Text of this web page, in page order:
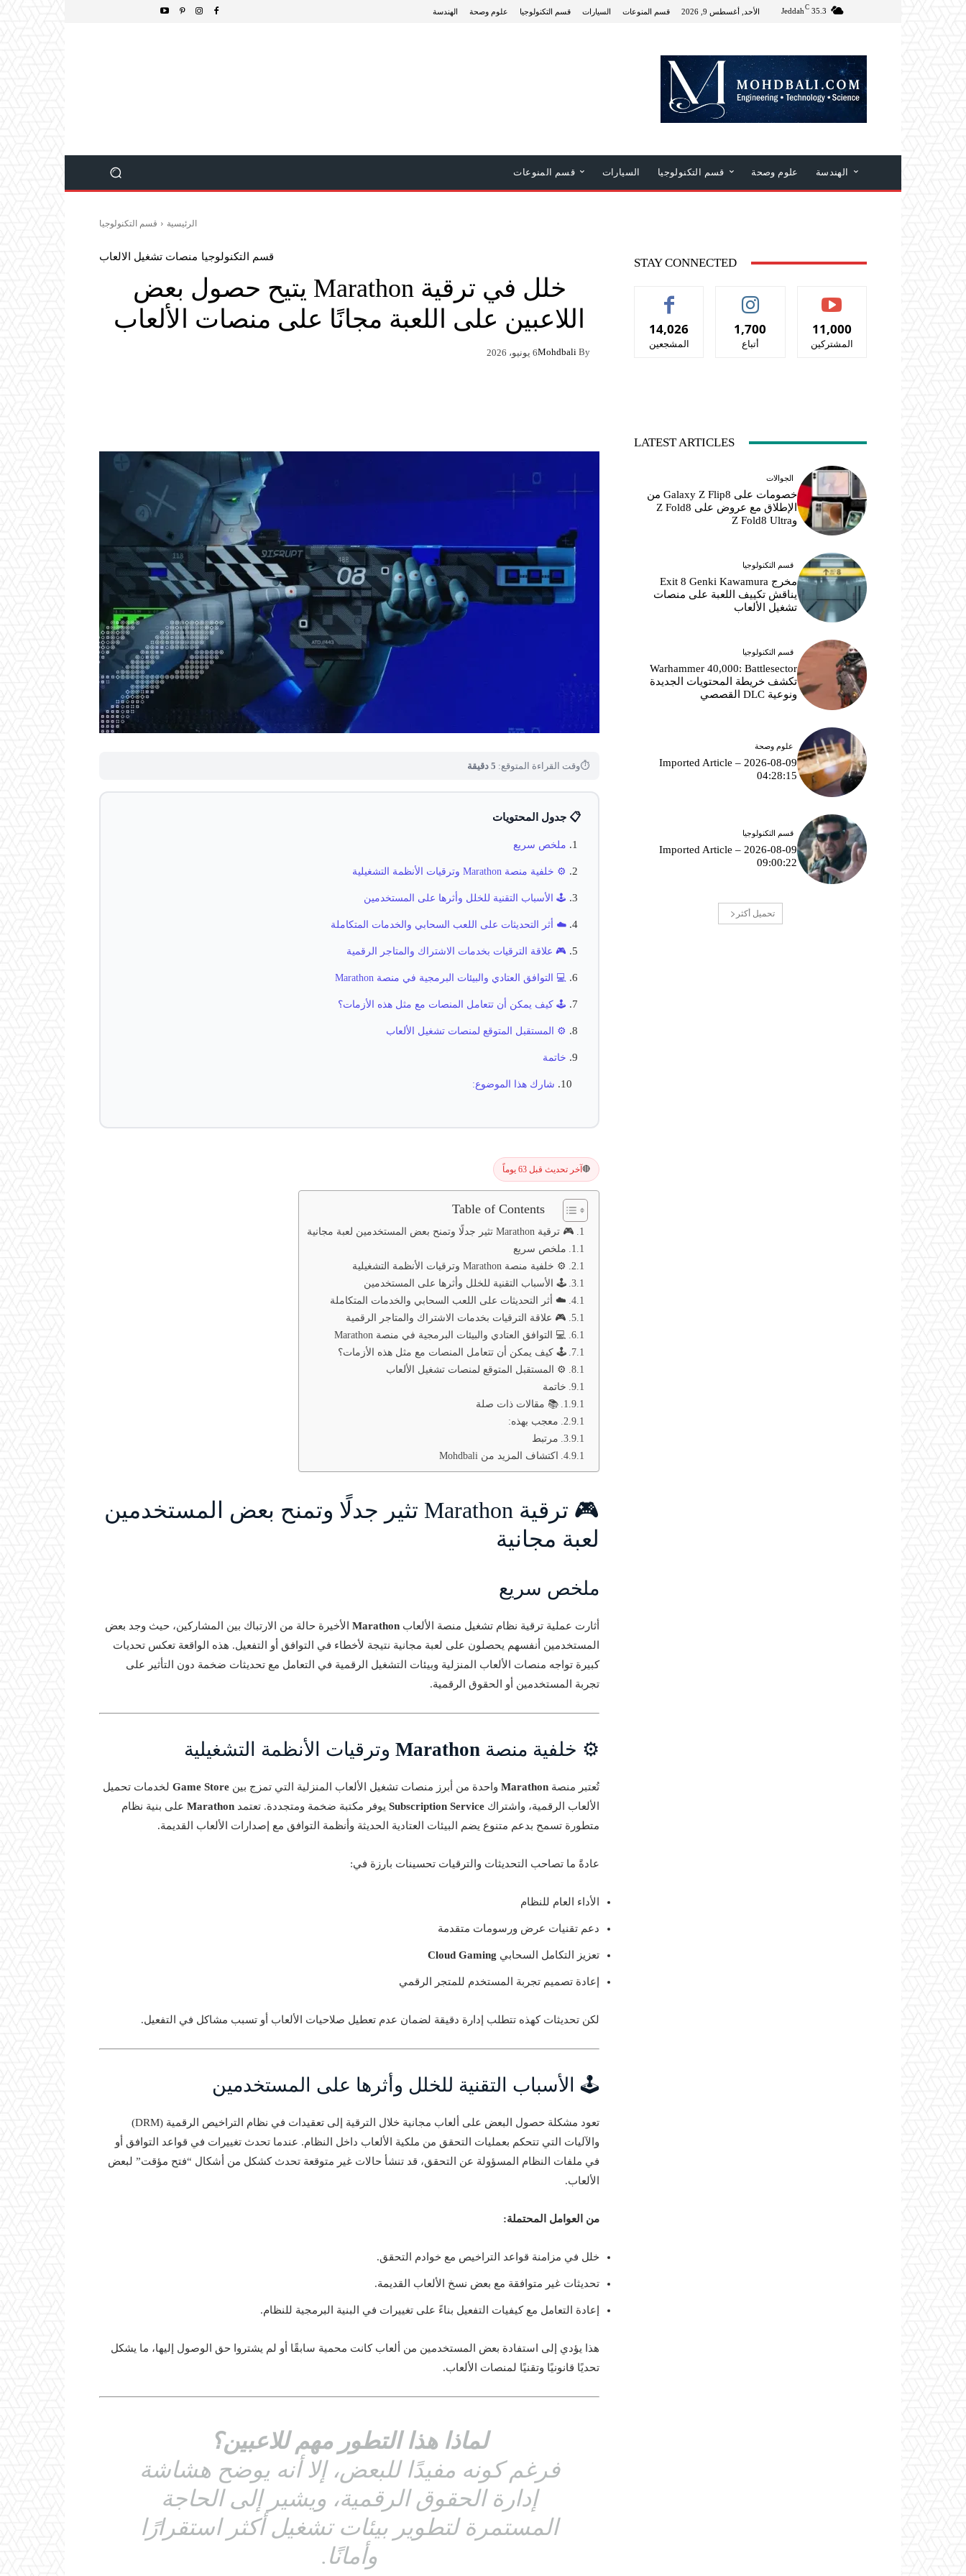
35.3
C
Jeddah الأحد, أغسطس 9, 2026 الهندسة علوم وصحة قسم التكنولوجيا السيارات قسم المنوعات
الهندسة علوم وصحة قسم التكنولوجيا السيارات قسم المنوعات
الرئيسية قسم التكنولوجيا
قسم التكنولوجيا منصات تشغيل الالعاب
خلل في ترقية Marathon يتيح حصول بعض
اللاعبين على اللعبة مجانًا على منصات الألعاب
By
Mohdbali6 يونيو، 2026
⏱وقت القراءة المتوقع: 5 دقيقة
📋 جدول المحتويات
ملخص سريع
⚙️ خلفية منصة Marathon وترقيات الأنظمة التشغيلية
🕹️ الأسباب التقنية للخلل وأثرها على المستخدمين
☁️ أثر التحديثات على اللعب السحابي والخدمات المتكاملة
🎮 علاقة الترقيات بخدمات الاشتراك والمتاجر الرقمية
💻 التوافق العتادي والبيئات البرمجية في منصة Marathon
🕹️ كيف يمكن أن تتعامل المنصات مع مثل هذه الأزمات؟
⚙️ المستقبل المتوقع لمنصات تشغيل الألعاب
خاتمة
شارك هذا الموضوع:
🔴آخر تحديث قبل 63 يوماً
Table of Contents
🎮 ترقية Marathon تثير جدلًا وتمنح بعض المستخدمين لعبة مجانية
ملخص سريع
⚙️ خلفية منصة Marathon وترقيات الأنظمة التشغيلية
🕹️ الأسباب التقنية للخلل وأثرها على المستخدمين
☁️ أثر التحديثات على اللعب السحابي والخدمات المتكاملة
🎮 علاقة الترقيات بخدمات الاشتراك والمتاجر الرقمية
💻 التوافق العتادي والبيئات البرمجية في منصة Marathon
🕹️ كيف يمكن أن تتعامل المنصات مع مثل هذه الأزمات؟
⚙️ المستقبل المتوقع لمنصات تشغيل الألعاب
خاتمة
📚 مقالات ذات صلة
معجب بهذه:
مرتبط
اكتشاف المزيد من Mohdbali
🎮 ترقية Marathon تثير جدلًا وتمنح بعض المستخدمين
لعبة مجانية
ملخص سريع
أثارت عملية ترقية نظام تشغيل منصة الألعاب Marathon الأخيرة حالة من الارتباك بين المشاركين، حيث وجد بعض
المستخدمين أنفسهم يحصلون على لعبة مجانية نتيجة لأخطاء في التوافق أو التفعيل. هذه الواقعة تعكس تحديات
كبيرة تواجه منصات الألعاب المنزلية وبيئات التشغيل الرقمية في التعامل مع تحديثات ضخمة دون التأثير على
تجربة المستخدمين أو الحقوق الرقمية.
⚙️ خلفية منصة Marathon وترقيات الأنظمة التشغيلية
تُعتبر منصة Marathon واحدة من أبرز منصات تشغيل الألعاب المنزلية التي تمزج بين Game Store لخدمات تحميل
الألعاب الرقمية، واشتراك Subscription Service يوفر مكتبة ضخمة ومتجددة. تعتمد Marathon على بنية نظام
متطورة تسمح بدعم متنوع يضم البيئات العتادية الحديثة وأنظمة التوافق مع إصدارات الألعاب القديمة.
عادةً ما تصاحب التحديثات والترقيات تحسينات بارزة في:
الأداء العام للنظام
دعم تقنيات عرض ورسومات متقدمة
تعزيز التكامل السحابي Cloud Gaming
إعادة تصميم تجربة المستخدم للمتجر الرقمي
لكن تحديثات كهذه تتطلب إدارة دقيقة لضمان عدم تعطيل صلاحيات الألعاب أو تسبب مشاكل في التفعيل.
🕹️ الأسباب التقنية للخلل وأثرها على المستخدمين
تعود مشكلة حصول البعض على ألعاب مجانية خلال الترقية إلى تعقيدات في نظام التراخيص الرقمية (DRM)
والآليات التي تتحكم بعمليات التحقق من ملكية الألعاب داخل النظام. عندما تحدث تغييرات في قواعد التوافق أو
في ملفات النظام المسؤولة عن التحقق، قد تنشأ حالات غير متوقعة تحدث كشكل من أشكال “فتح مؤقت” لبعض
الألعاب.
من العوامل المحتملة:
خلل في مزامنة قواعد التراخيص مع خوادم التحقق.
تحديثات غير متوافقة مع بعض نسخ الألعاب القديمة.
إعادة التعامل مع كيفيات التفعيل بناءً على تغييرات في البنية البرمجية للنظام.
هذا يؤدي إلى استفادة بعض المستخدمين من ألعاب كانت محمية سابقًا أو لم يشتروا حق الوصول إليها، ما يشكل
تحديًا قانونيًا وتقنيًا لمنصات الألعاب.
لماذا هذا التطور مهم للاعبين؟
فرغم كونه مفيدًا للبعض، إلا أنه يوضح هشاشة
إدارة الحقوق الرقمية، ويشير إلى الحاجة
المستمرة لتطوير بيئات تشغيل أكثر استقرارًا
وأمانًا.
STAY CONNECTED
14,026
المشجعين
1,700
أتباع
11,000
المشتركين
LATEST ARTICLES
الجوالات
خصومات على Galaxy Z Flip8 من
الإطلاق مع عروض على Z Fold8
وZ Fold8 Ultra
قسم التكنولوجيا
مخرج Exit 8 Genki Kawamura
يناقش تكييف اللعبة على منصات
تشغيل الألعاب
قسم التكنولوجيا
Warhammer 40,000: Battlesector
تكشف خريطة المحتويات الجديدة
ونوعية DLC القصصي
علوم وصحة
Imported Article – 2026-08-09
04:28:15
قسم التكنولوجيا
Imported Article – 2026-08-09
09:00:22
تحميل أكثر